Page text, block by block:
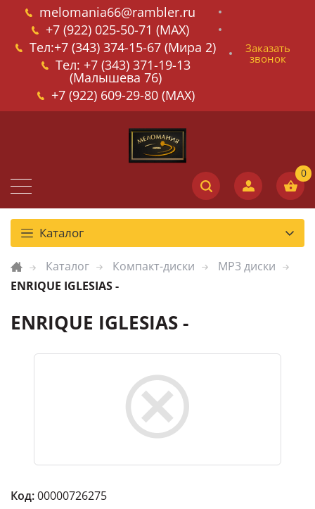
melomania66@rambler.ru
+7 (922) 025-50-71 (MAX)
Тел:+7 (343) 374-15-67 (Мира 2)
Тел: +7 (343) 371-19-13
(Малышева 76)
+7 (922) 609-29-80 (MAX)
Заказать
звонок
Каталог
Каталог Компакт-диски
MP3 диски
ENRIQUE IGLESIAS -
ENRIQUE IGLESIAS -
Код:00000726275